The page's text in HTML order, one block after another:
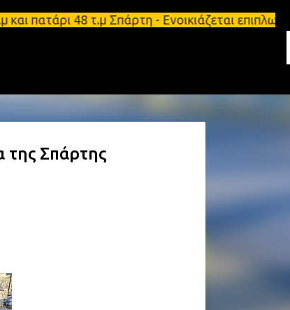
περιεχόμενο
48 τ.μ Σπάρτη - Ενοικιάζεται
της Σπάρτης